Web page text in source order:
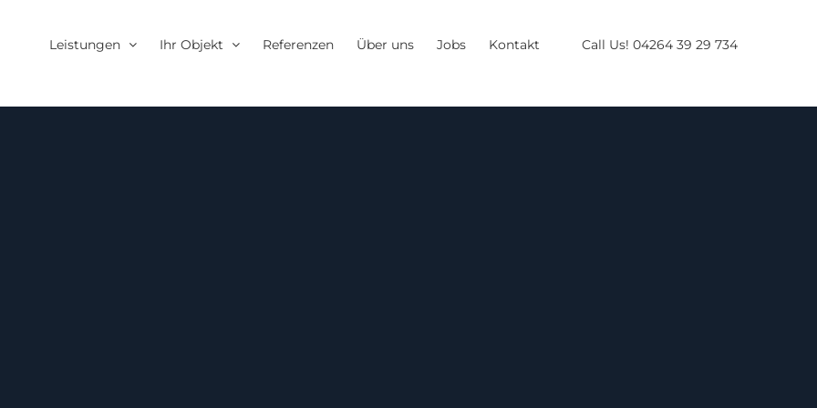
Leistungen Ihr Objekt Referenzen Über uns Jobs Kontakt Call Us! 04264 39 29 734